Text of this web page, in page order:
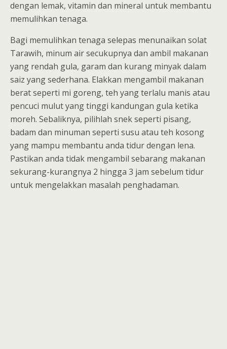
dengan lemak, vitamin dan mineral untuk membantu
memulihkan tenaga.
Bagi memulihkan tenaga selepas menunaikan solat
Tarawih, minum air secukupnya dan ambil makanan
yang rendah gula, garam dan kurang minyak dalam
saiz yang sederhana. Elakkan mengambil makanan
berat seperti mi goreng, teh yang terlalu manis atau
pencuci mulut yang tinggi kandungan gula ketika
moreh. Sebaliknya, pilihlah snek seperti pisang,
badam dan minuman seperti susu atau teh kosong
yang mampu membantu anda tidur dengan lena.
Pastikan anda tidak mengambil sebarang makanan
sekurang-kurangnya 2 hingga 3 jam sebelum tidur
untuk mengelakkan masalah penghadaman.